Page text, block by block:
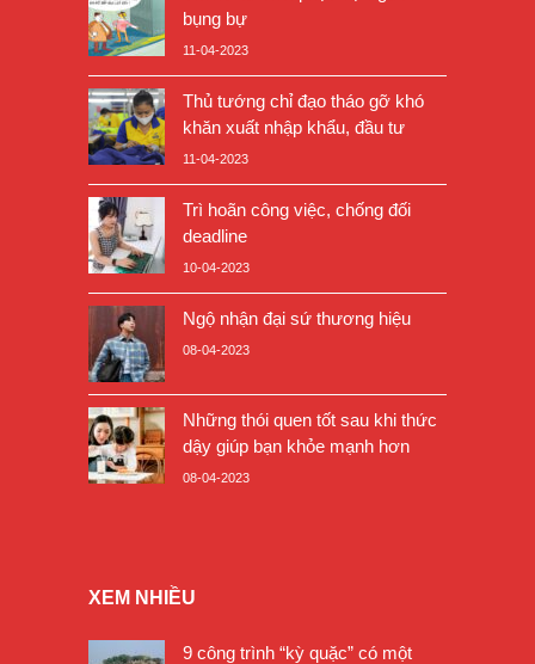
bụng bự
11-04-2023
Thủ tướng chỉ đạo tháo gỡ khó
khăn xuất nhập khẩu, đầu tư
11-04-2023
Trì hoãn công việc, chống đối
deadline
10-04-2023
Ngộ nhận đại sứ thương hiệu
08-04-2023
Những thói quen tốt sau khi thức
dậy giúp bạn khỏe mạnh hơn
08-04-2023
XEM NHIỀU
9 công trình “kỳ quặc” có một